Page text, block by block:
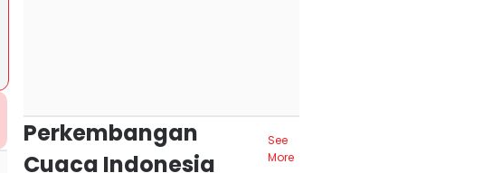
Perkembangan
Cuaca Indonesia
See
More